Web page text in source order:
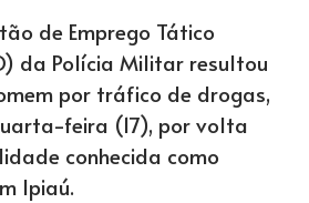
de Emprego Tático
da Polícia Militar resultou
por tráfico de drogas,
feira (17), por volta
conhecida como
Ipiaú.